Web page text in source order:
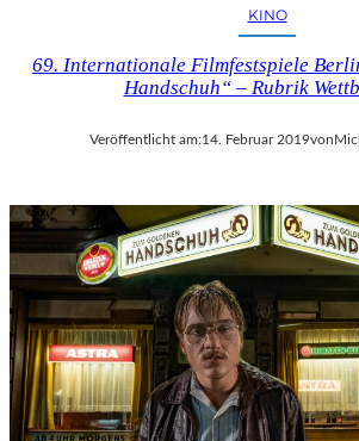
V
N
I
V
E
R
M
U
M
M
I
N
KINO
69. Internationale Filmfestspiele
Handschuh“ – Rubrik
Veröffentlicht am:14. Februar 2019von